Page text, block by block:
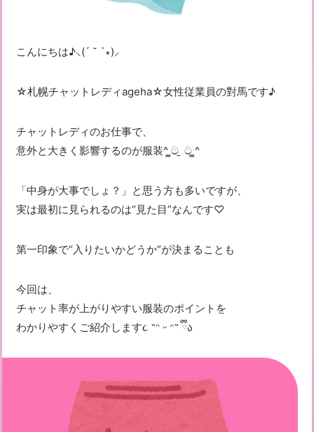
こんにちは♪⸜(´ ˘ `∗)⸝
☆札幌チャットレディageha☆女性従業員の對馬です♪
チャットレディのお仕事で、
意外と大きく影響するのが服装^ ̳ට ̫ ට ̳^
「中身が大事でしょ？」と思う方も多いですが、
実は最初に見られるのは“見た目”なんです♡
第一印象で“入りたいかどうか”が決まる ことも
今回は、
チャット率が上がりやすい服装のポイントを
わかりやすくご紹介します૮ ˶ᵔ ᵕ ᵔ˶ ྀིა